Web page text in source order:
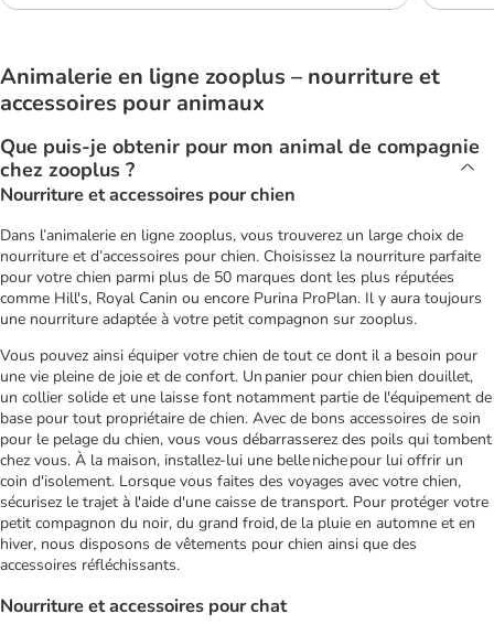
le chien. En quoi consistent ces pratiques et pourquoi
peuvent porter atteinte au bien-être du chien et sur
les réglementations qui les encadrent aujourd’hui. […]
Animalerie en ligne zooplus – nourriture et
accessoires pour animaux
Que puis-je obtenir pour mon animal de compagnie
chez zooplus ?
Nourriture et accessoires pour chien
Dans l’animalerie en ligne zooplus, vous trouverez un large choix de
nourriture et d’accessoires pour chien. Choisissez la nourriture parfaite
pour votre chien parmi plus de 50 marques dont les plus réputées
comme Hill's, Royal Canin ou encore Purina ProPlan. Il y aura toujours
une nourriture adaptée à votre petit compagnon sur zooplus.
Vous pouvez ainsi équiper votre chien de tout ce dont il a besoin pour
une vie pleine de joie et de confort. Un panier pour chien bien douillet,
un collier solide et une laisse font notamment partie de l'équipement de
base pour tout propriétaire de chien. Avec de bons accessoires de soin
pour le pelage du chien, vous vous débarrasserez des poils qui tombent
chez vous. À la maison, installez-lui une belle niche pour lui offrir un
coin d'isolement. Lorsque vous faites des voyages avec votre chien,
sécurisez le trajet à l'aide d'une caisse de transport. Pour protéger votre
petit compagnon du noir, du grand froid, de la pluie en automne et en
hiver, nous disposons de vêtements pour chien ainsi que des
accessoires réfléchissants.
Nourriture et accessoires pour chat